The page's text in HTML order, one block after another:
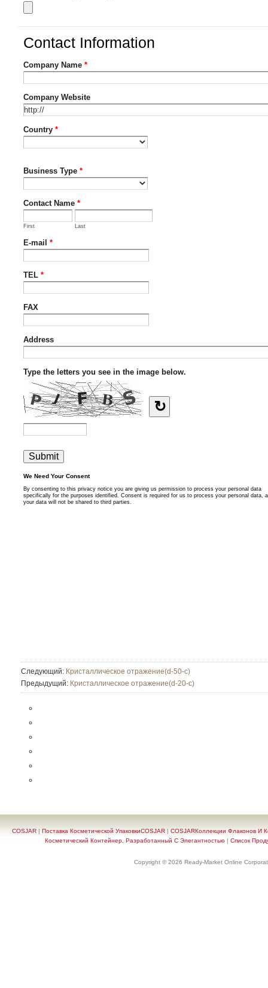
Следующий: Кристаллическое отражение(d-50-c)
Предыдущий: Кристаллическое отражение(d-20-c)
COSJAR | Поставка Косметической УпаковкиCOSJAR | COSJARКоллекции Флаконов И
Косметический Контейнер, Разработанный С Элегантностью | Список
Copyright © 2026 Ready-Market Online